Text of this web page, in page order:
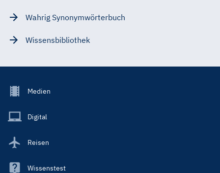
Wahrig Synonymwörterbuch
Wissensbibliothek
Footer
Main
Medien
Digital
Reisen
Wissenstest